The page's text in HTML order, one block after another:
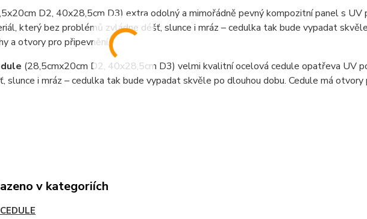
D2, 40x28,5cm D3) extra odolný a mimořádně pevný kompozitní panel s UV
který bez problémů zvládne déšť, slunce i mráz – cedulka tak bude vypadat
a otvory pro připevnění.
(28,5cmx20cm D2, 40x28,5cm D3) velmi kvalitní ocelová cedule opatřeva UV
slunce i mráz – cedulka tak bude vypadat skvěle po dlouhou dobu. Cedule má otvory
v kategoriích